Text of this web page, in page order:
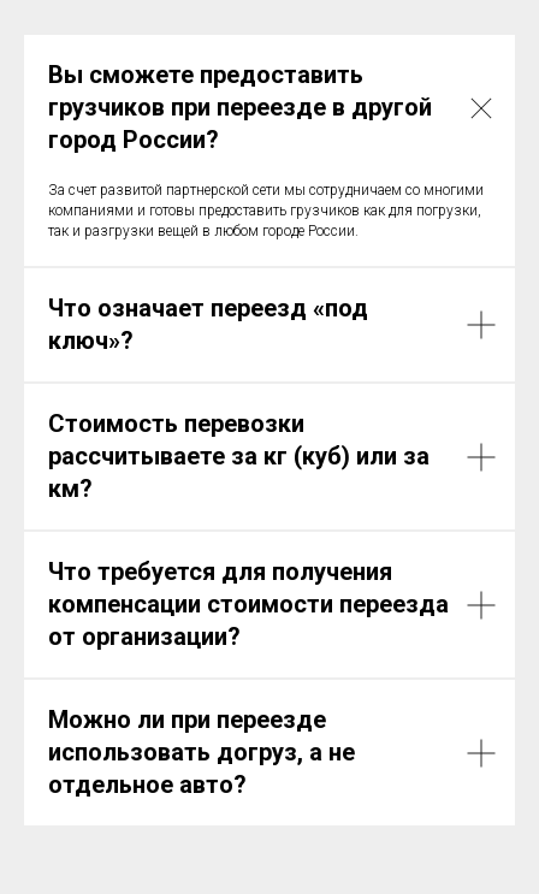
Вы сможете предоставить
грузчиков при переезде в другой
город России?
За счет развитой партнерской сети мы сотрудничаем со многими
компаниями и готовы предоставить грузчиков как для погрузки,
так и разгрузки вещей в любом городе России.
Что означает переезд «под
ключ»?
Стоимость перевозки
рассчитываете за кг (куб) или за
км?
Что требуется для получения
компенсации стоимости переезда
от организации?
Можно ли при переезде
использовать догруз, а не
отдельное авто?